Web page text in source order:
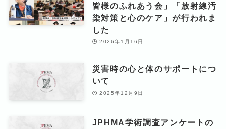
皆様のふれあう会」「放射線汚
染対策と心のケア」が行われま
した
2026年1月16日
災害時の心と体のサポートにつ
いて
2025年12月9日
JPHMA学術調査アンケートの